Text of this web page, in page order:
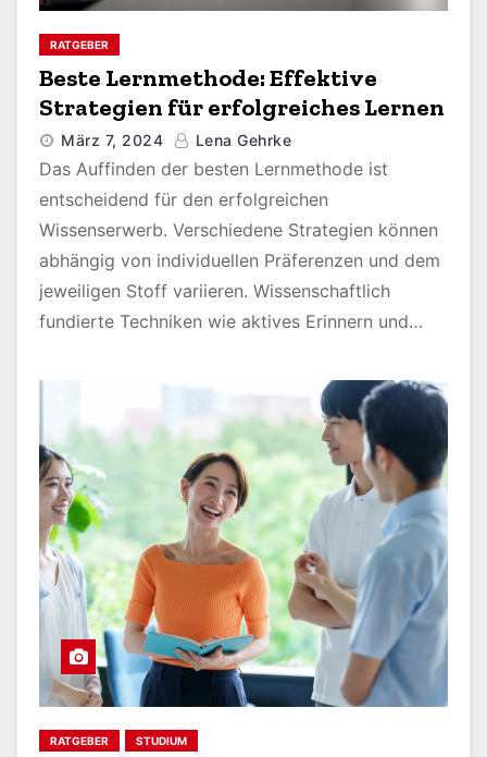
RATGEBER
Beste Lernmethode: Effektive
Strategien für erfolgreiches Lernen
März 7, 2024 Lena Gehrke
Das Auffinden der besten Lernmethode ist
entscheidend für den erfolgreichen
Wissenserwerb. Verschiedene Strategien können
abhängig von individuellen Präferenzen und dem
jeweiligen Stoff variieren. Wissenschaftlich
fundierte Techniken wie aktives Erinnern und…
RATGEBER STUDIUM